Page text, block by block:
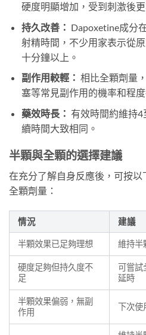
硬度明顯增加，受到刺激後
持久改善： Dapoxetine成分
射精時間，不少用家表示從
十分鐘以上。
副作用較輕： 相比全顆劑量
塞等常見副作用的機率和程
藥效時長： 有效時間約維持
續時間大致相同。
半顆與全顆的選擇建議
在充分了解自身反應後，可按
全顆劑量：
情況 建議
半顆效果已足夠理想 維持半
硬度足夠但持久度不
足
可嘗試
延時
半顆效果偏弱，無副
作用
下次使